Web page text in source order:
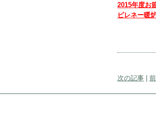
2015年度お
ピレネー暖
次の記事